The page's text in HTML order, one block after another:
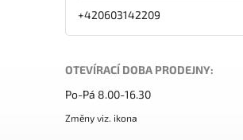
+420603142209
OTEVÍRACÍ DOBA PRODEJNY:
Po-Pá 8.00-16.30
Změny viz. ikona